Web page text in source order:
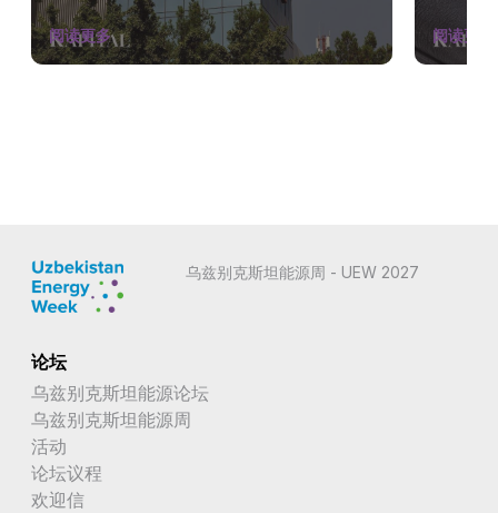
阅读更多 阅读更多
乌兹别克斯坦能源周 - UEW 2027
论坛
乌兹别克斯坦能源论坛
乌兹别克斯坦能源周
活动
论坛议程
欢迎信